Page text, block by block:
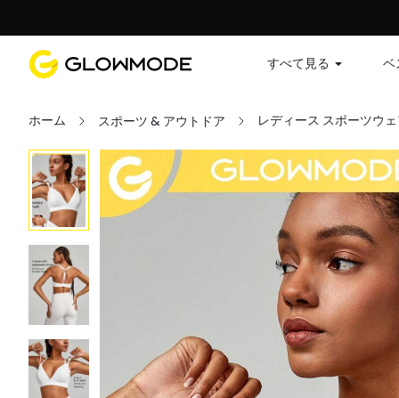
すべて見る ベ
ホーム スポーツ & アウトドア レディース スポーツウ